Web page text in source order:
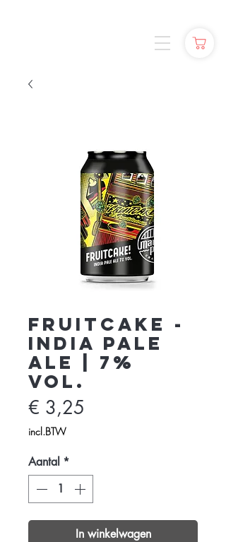
FRUITCAKE -
India Pale
Ale | 7%
vol.
€ 3,25
incl.BTW
Aantal *
In winkelwagen